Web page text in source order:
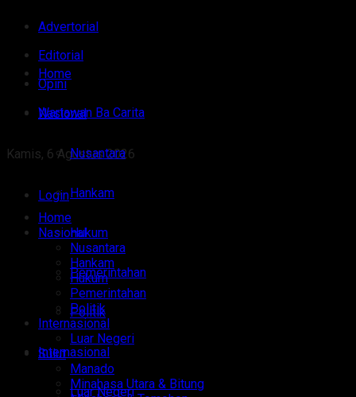
Advertorial
Editorial
Opini
Wartawan Ba Carita
Kamis, 6 Agustus 2026
Login
Home
Nasional
Nusantara
Hankam
Hukum
Pemerintahan
Politik
Internasional
Luar Negeri
Home
Nasional
Nusantara
Hankam
Hukum
Pemerintahan
Politik
Internasional
Luar Negeri
Sulut
Manado
Minahasa Utara & Bitung